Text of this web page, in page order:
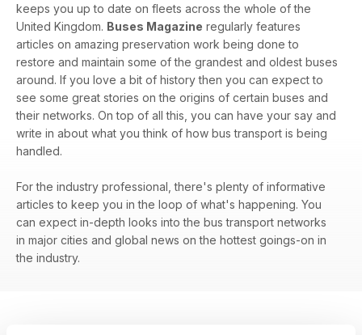
keeps you up to date on fleets across the whole of the
United Kingdom. Buses Magazine regularly features
articles on amazing preservation work being done to
restore and maintain some of the grandest and oldest buses
around. If you love a bit of history then you can expect to
see some great stories on the origins of certain buses and
their networks. On top of all this, you can have your say and
write in about what you think of how bus transport is being
handled.
For the industry professional, there's plenty of informative
articles to keep you in the loop of what's happening. You
can expect in-depth looks into the bus transport networks
in major cities and global news on the hottest goings-on in
the industry.